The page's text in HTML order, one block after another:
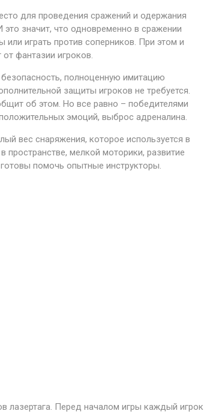
для проведения сражений и одержания
значит, что одновременно в сражении
играть против соперников. При этом и
фантазии игроков.
полноценную имитацию
защиты игроков не требуется.
об этом. Но все равно – победителями
эмоций, выброс адреналина.
вес снаряжения, которое используется в
мелкой моторики, развитие
помочь опытные инструкторы.
лазертага. Перед началом игры каждый игрок